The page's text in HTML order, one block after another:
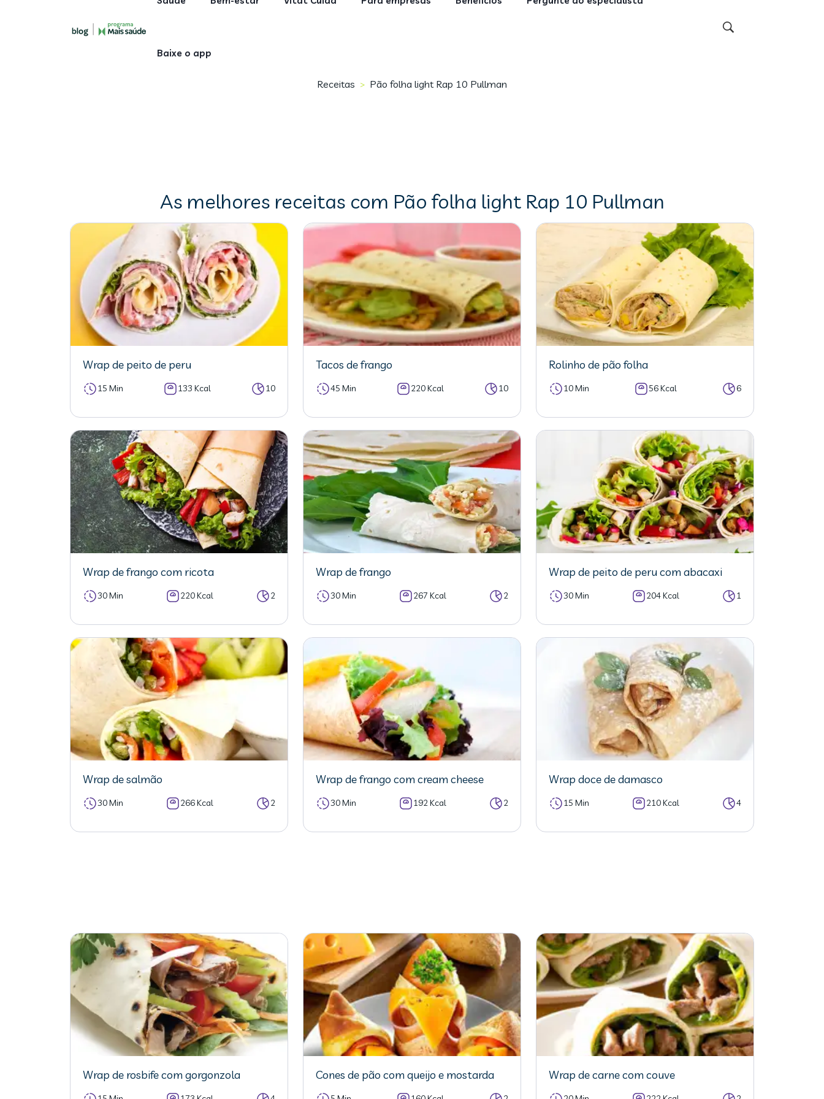
Baixe o app
Receitas > Pão folha light Rap 10 Pullman
As melhores receitas com Pão folha light Rap 10 Pullman
Wrap de peito de peru
15 Min 133 Kcal 10
Tacos de frango
45 Min 220 Kcal 10
Rolinho de pão folha
10 Min 56 Kcal 6
Wrap de frango com ricota
30 Min 220 Kcal 2
Wrap de frango
30 Min 267 Kcal 2
Wrap de peito de peru com abacaxi
30 Min 204 Kcal 1
Wrap de salmão
30 Min 266 Kcal 2
Wrap de frango com cream cheese
30 Min 192 Kcal 2
Wrap doce de damasco
15 Min 210 Kcal 4
Wrap de rosbife com gorgonzola Cones de pão com queijo e mostarda Wrap de carne com couve